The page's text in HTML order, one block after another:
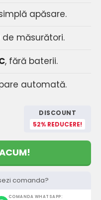
apăsare.
de măsurători.
, fără baterii.
automată.
DISCOUNT
52% REDUCERE!
comanda?
COMANDA WHATSAPP: